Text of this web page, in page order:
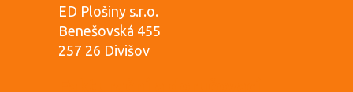
ED Plošiny s.r.o.
Benešovská 455
257 26 Divišov